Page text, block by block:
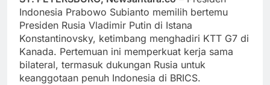
Indonesia Prabowo Subianto memilih bertemu
Presiden Rusia Vladimir Putin di Istana
Konstantinovsky, ketimbang menghadiri KTT G7 di
Kanada. Pertemuan ini memperkuat kerja sama
bilateral, termasuk dukungan Rusia untuk
keanggotaan penuh Indonesia di BRICS.